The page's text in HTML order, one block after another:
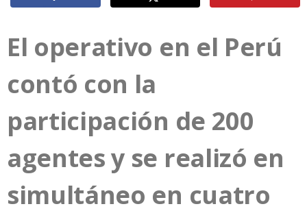
El operativo en el Perú
contó con la
participación de 200
agentes y se realizó en
simultáneo en cuatro